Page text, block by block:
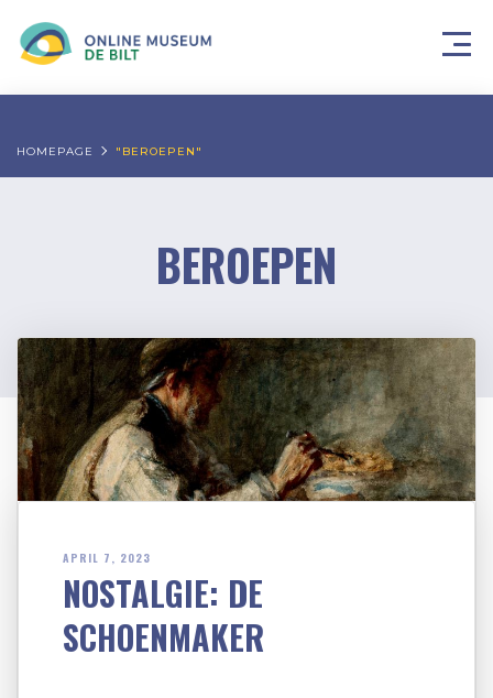
HOMEPAGE "BEROEPEN"
BEROEPEN
APRIL 7, 2023
NOSTALGIE: DE
SCHOENMAKER